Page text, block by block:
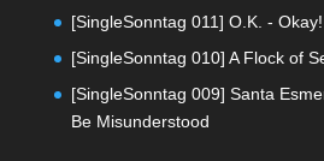
[SingleSonntag 011] O.K. - Okay!
[SingleSonntag 010] A Flock of
[SingleSonntag 009] Santa
Be Misunderstood